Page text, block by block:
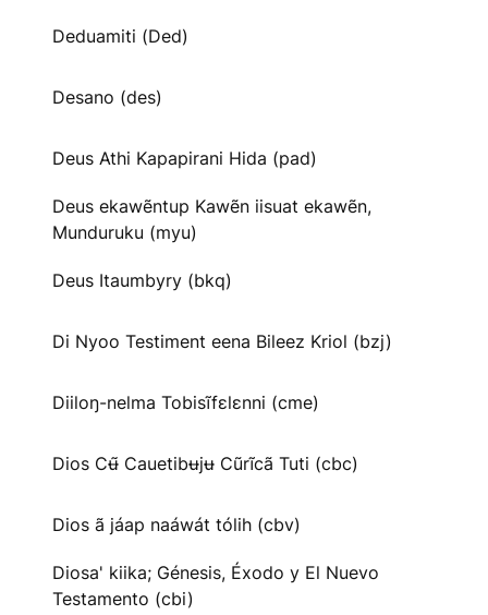
Deduamiti (Ded)
Desano (des)
Deus Athi Kapapirani Hida (pad)
Deus ekawẽntup Kawẽn iisuat ekawẽn,
Munduruku (myu)
Deus Itaumbyry (bkq)
Di Nyoo Testiment eena Bileez Kriol (bzj)
Diiloŋ-nelma Tobisĩfɛlɛnni (cme)
Dios Cʉ̃ Cauetibʉjʉ Cũrĩcã Tuti (cbc)
Dios ã jáap naáwát tólih (cbv)
Diosa' kiika; Génesis, Éxodo y El Nuevo
Testamento (cbi)